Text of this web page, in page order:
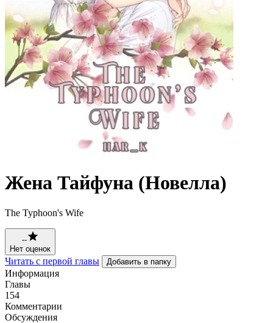
Жена Тайфуна (Новелла)
The Typhoon's Wife
--
Нет оценок
Читать с первой главы Добавить в папку
Информация
Главы
154
Комментарии
Обсуждения